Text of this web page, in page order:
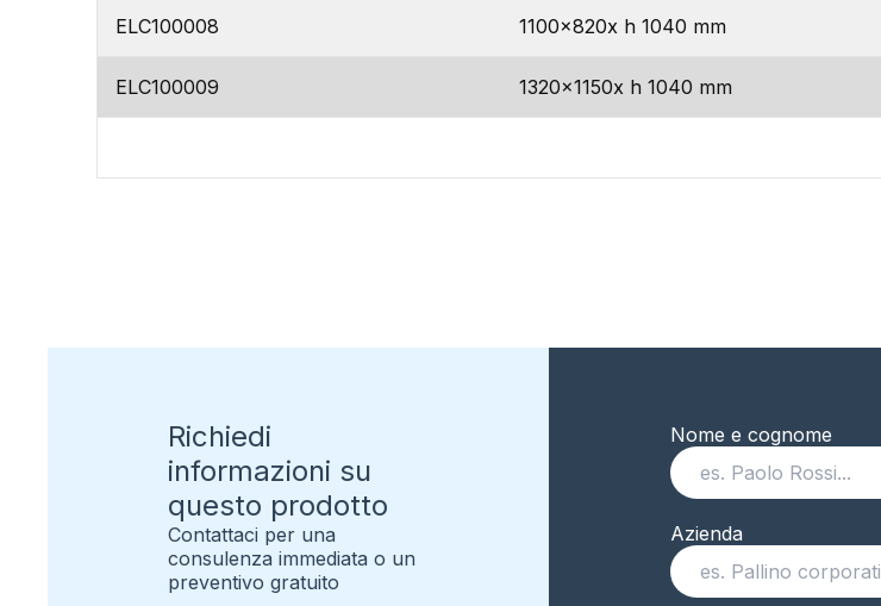
ELC100008 1100x820x h 1040 mm
ELC100009 1320x1150x h 1040 mm
Richiedi
informazioni su
questo prodotto
Contattaci per una
consulenza immediata o un
preventivo gratuito
Nome e cognome
Azienda